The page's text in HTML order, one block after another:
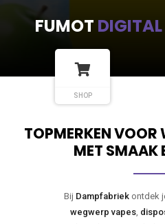
FUMOT
SHOP
TOPMERKEN VOOR
MET SMAAK
Bij Dampfabriekontdek
wegwerp vapes,